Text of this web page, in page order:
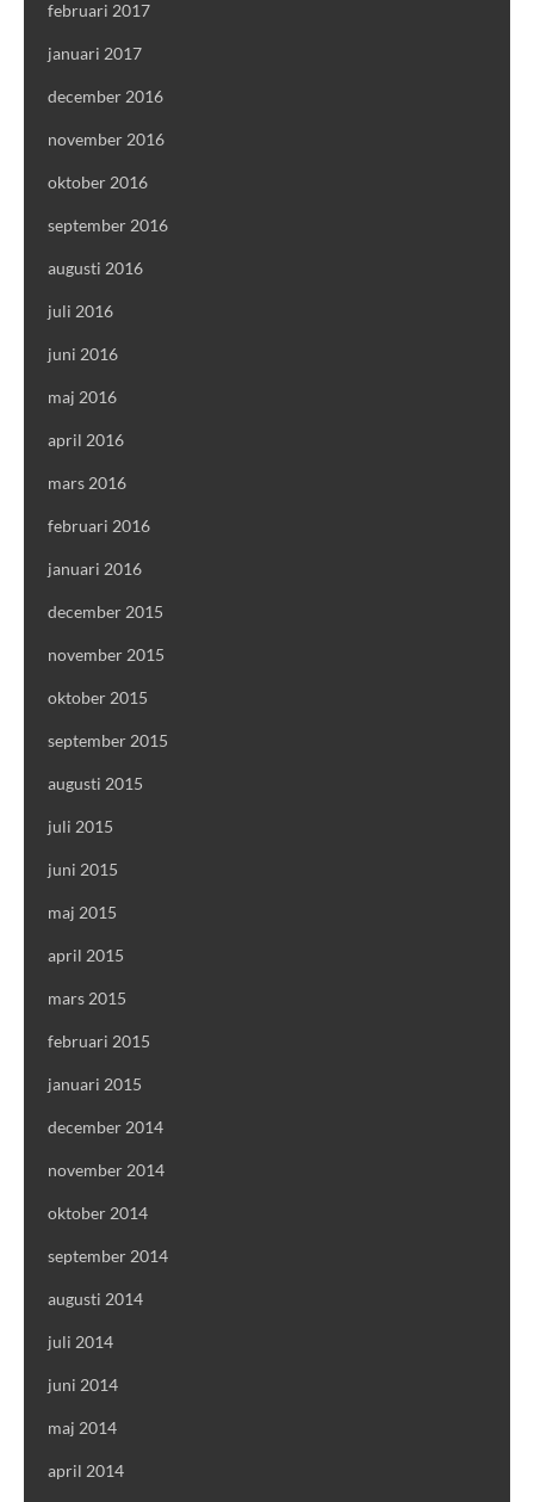
februari 2017
januari 2017
december 2016
november 2016
oktober 2016
september 2016
augusti 2016
juli 2016
juni 2016
maj 2016
april 2016
mars 2016
februari 2016
januari 2016
december 2015
november 2015
oktober 2015
september 2015
augusti 2015
juli 2015
juni 2015
maj 2015
april 2015
mars 2015
februari 2015
januari 2015
december 2014
november 2014
oktober 2014
september 2014
augusti 2014
juli 2014
juni 2014
maj 2014
april 2014